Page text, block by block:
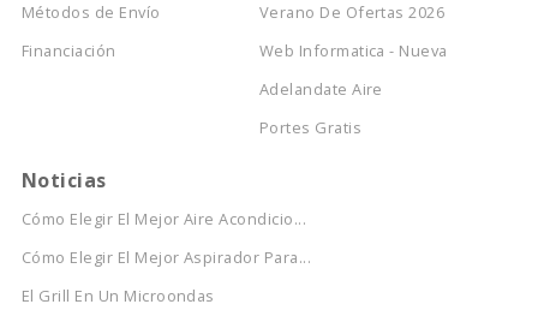
Métodos de Envío
Financiación
Verano De Ofertas 2026
Web Informatica - Nueva
Adelandate Aire
Portes Gratis
Noticias
Cómo Elegir El Mejor Aire Acondicio...
Cómo Elegir El Mejor Aspirador Para...
El Grill En Un Microondas